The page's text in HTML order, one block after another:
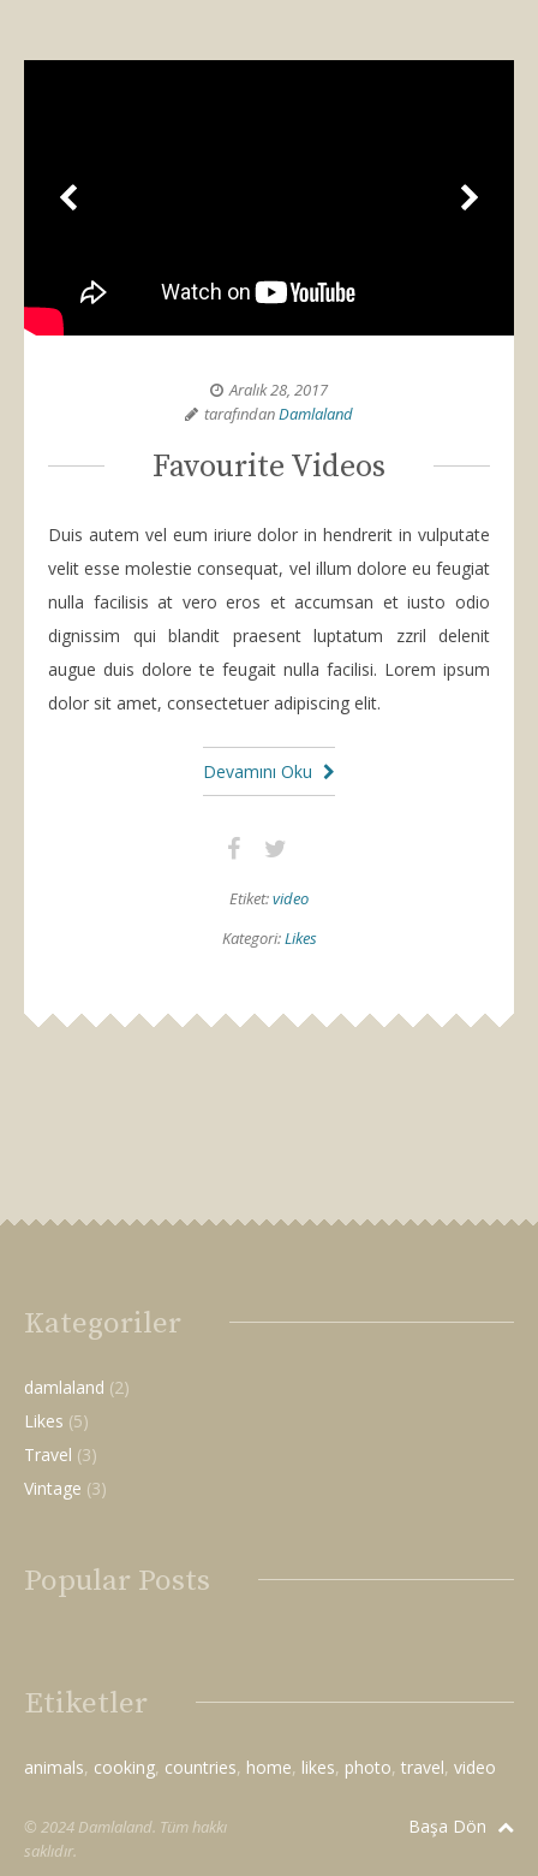
Aralık 28, 2017
tarafındanDamlaland
Favourite Videos
Duis autem vel eum iriure dolor in hendrerit in vulputate
velit esse molestie consequat, vel illum dolore eu feugiat
nulla facilisis at vero eros et accumsan et iusto odio
dignissim qui blandit praesent luptatum zzril delenit
augue duis dolore te feugait nulla facilisi. Lorem ipsum
dolor sit amet, consectetuer adipiscing elit.
Devamını Oku
Etiket:video
Kategori:Likes
Kategoriler
damlaland (2)
Likes (5)
Travel (3)
Vintage (3)
Popular Posts
Etiketler
animals cooking countries home likes photo travel video
© 2024 Damlaland. Tüm hakkı
saklıdır.
Başa Dön